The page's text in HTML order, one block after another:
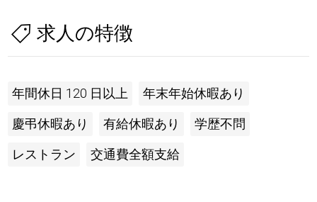
求人の特徴
年間休日 120 日以上 年末年始休暇あり
慶弔休暇あり 有給休暇あり 学歴不問
レストラン 交通費全額支給